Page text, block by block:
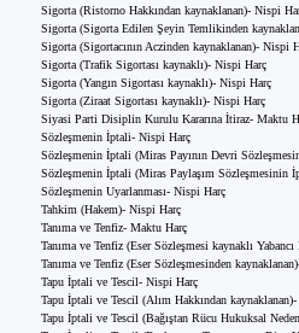
Sigorta (Ristorno Hakkından kaynaklanan)- Nispi
Sigorta (Sigorta Edilen Şeyin Temlikinden
Sigorta (Sigortacının Aczinden kaynaklanan)- Nispi
Sigorta (Trafik Sigortası kaynaklı)- Nispi Harç
Sigorta (Yangın Sigortası kaynaklı)- Nispi Harç
Sigorta (Ziraat Sigortası kaynaklı)- Nispi Harç
Siyasi Parti Disiplin Kurulu Kararına İtiraz- Maktu
Sözleşmenin İptali- Nispi Harç
Sözleşmenin İptali (Miras Payının Devri
Sözleşmenin İptali (Miras Paylaşım Sözleşmesinin
Sözleşmenin Uyarlanması- Nispi Harç
Tahkim (Hakem)- Nispi Harç
Tanıma ve Tenfiz- Maktu Harç
Tanıma ve Tenfiz (Eser Sözleşmesi kaynaklı
Tanıma ve Tenfiz (Eser Sözleşmesinden
Tapu İptali ve Tescil- Nispi Harç
Tapu İptali ve Tescil (Alım Hakkından
Tapu İptali ve Tescil (Bağıştan Rücu Hukuksal